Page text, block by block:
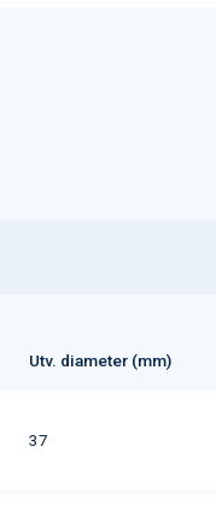
Utv. diameter (mm)
37